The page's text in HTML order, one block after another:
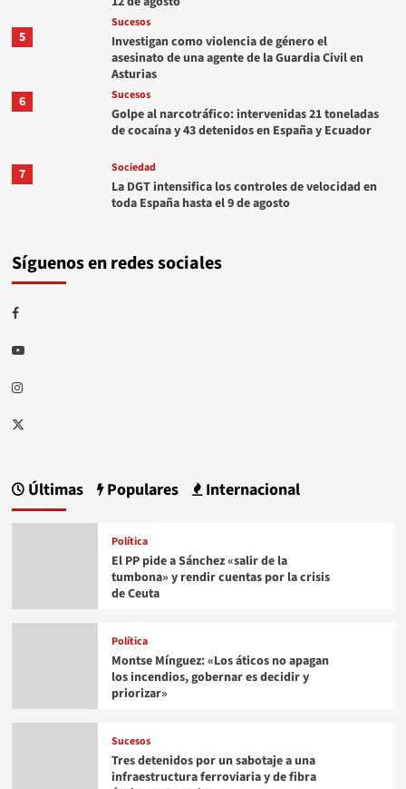
5
Sucesos
Investigan como violencia de género el
asesinato de una agente de la Guardia Civil en
Asturias
6
Sucesos
Golpe al narcotráfico: intervenidas 21 toneladas
de cocaína y 43 detenidos en España y Ecuador
7 Sociedad
La DGT intensifica los controles de velocidad en
toda España hasta el 9 de agosto
Síguenos en redes sociales
Facebook
Youtube
Instagram
Twitter
Últimas Populares Internacional
Política
El PP pide a Sánchez «salir de la
tumbona» y rendir cuentas por la crisis
de Ceuta
Política
Montse Mínguez: «Los áticos no apagan
los incendios, gobernar es decidir y
priorizar»
Sucesos
Tres detenidos por un sabotaje a una
infraestructura ferroviaria y de fibra